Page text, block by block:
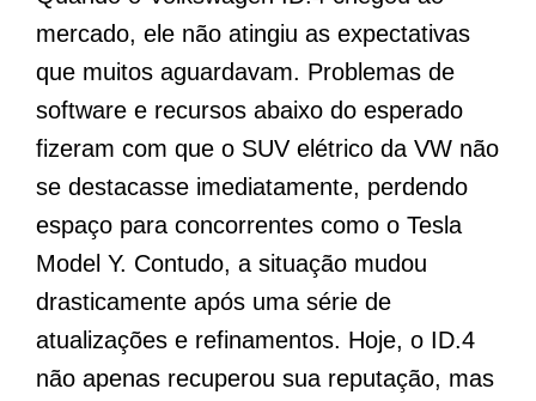
mercado, ele não atingiu as expectativas
que muitos aguardavam. Problemas de
software e recursos abaixo do esperado
fizeram com que o SUV elétrico da VW não
se destacasse imediatamente, perdendo
espaço para concorrentes como o Tesla
Model Y. Contudo, a situação mudou
drasticamente após uma série de
atualizações e refinamentos. Hoje, o ID.4
não apenas recuperou sua reputação, mas